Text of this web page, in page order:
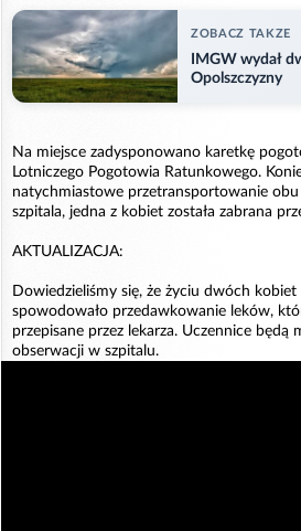
ZOBACZ TAKZE
IMGW wydał
Opolszczyzny
Na miejsce zadysponowano karetkę
Lotniczego Pogotowia Ratunkowego.
natychmiastowe przetransportowanie
szpitala, jedna z kobiet została zabrana
AKTUALIZACJA:
Dowiedzieliśmy się, że życiu dwóch kobiet
spowodowało przedawkowanie leków,
przepisane przez lekarza. Uczennice będą
obserwacji w szpitalu.